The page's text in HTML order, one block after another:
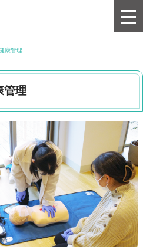
康管理
管理